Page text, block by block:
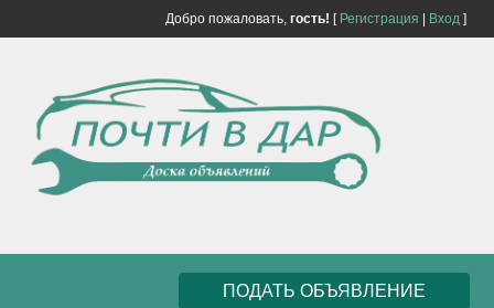
Добро пожаловать, гость! [ Регистрация Вход]
ПОДАТЬ ОБЪЯВЛЕНИЕ